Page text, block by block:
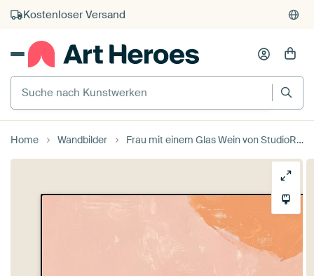
Kostenloser Versand
Kauf auf Rechnung
Individueller Druck auf Bestellung
Suche nach Kunstwerken
Home Wandbilder Frau mit einem Glas Wein von StudioRemier